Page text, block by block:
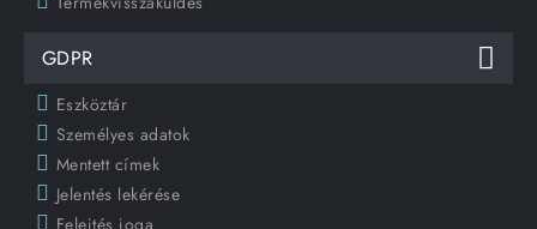
GDPR
Eszköztár
Személyes adatok
Mentett címek
Jelentés lekérése